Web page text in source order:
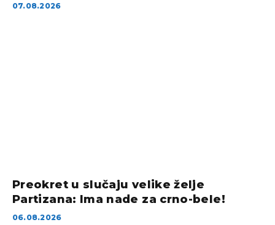
07.08.2026
Preokret u slučaju velike želje
Partizana: Ima nade za crno-bele!
06.08.2026